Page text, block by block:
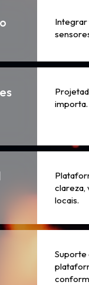
Integrar
importa.
clareza,
locais.
Suporte